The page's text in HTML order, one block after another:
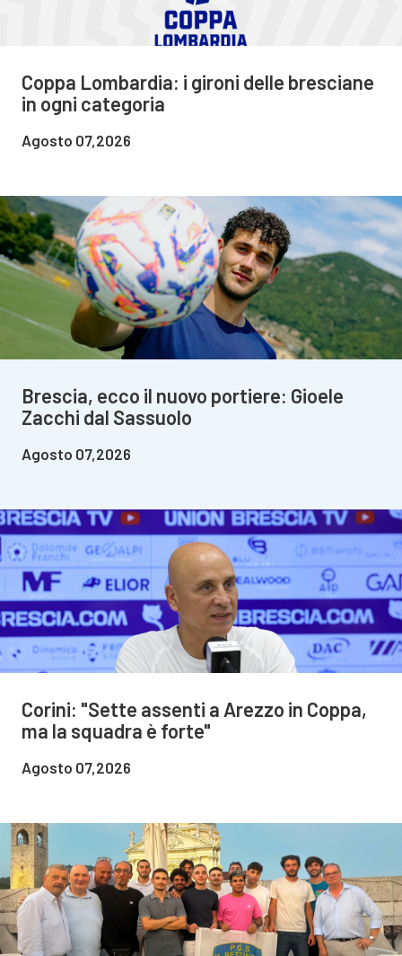
Coppa Lombardia: i gironi delle bresciane
in ogni categoria
Agosto 07,2026
Brescia, ecco il nuovo portiere: Gioele
Zacchi dal Sassuolo
Agosto 07,2026
Corini: "Sette assenti a Arezzo in Coppa,
ma la squadra è forte"
Agosto 07,2026